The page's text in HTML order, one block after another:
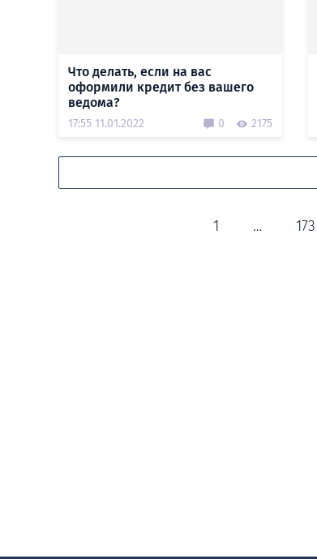
Что делать, если на вас
оформили кредит без вашего
ведома?
17:55 11.01.2022 0 2175
1 … 173